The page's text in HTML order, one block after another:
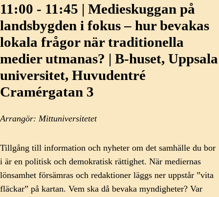
11:00 - 11:45 | Medieskuggan på
landsbygden i fokus – hur bevakas
lokala frågor när traditionella
medier utmanas? | B-huset, Uppsala
universitet, Huvudentré
Cramérgatan 3
Arrangör: Mittuniversitetet
Tillgång till information och nyheter om det samhälle du bor
i är en politisk och demokratisk rättighet. När mediernas
lönsamhet försämras och redaktioner läggs ner uppstår ”vita
fläckar” på kartan. Vem ska då bevaka myndigheter? Var